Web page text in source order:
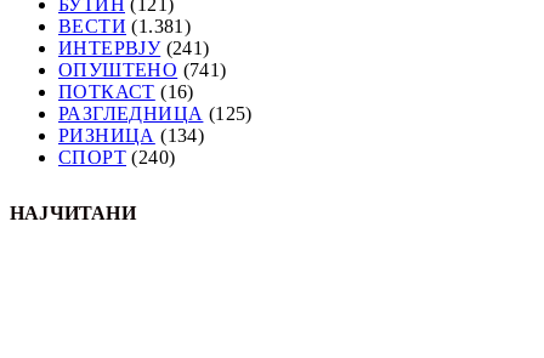
БУТИН (121)
ВЕСТИ (1.381)
ИНТЕРВЈУ(241)
ОПУШТЕНО (741)
ПОТКАСТ (16)
РАЗГЛЕДНИЦА (125)
РИЗНИЦА (134)
СПОРТ (240)
НАЈЧИТАНИ